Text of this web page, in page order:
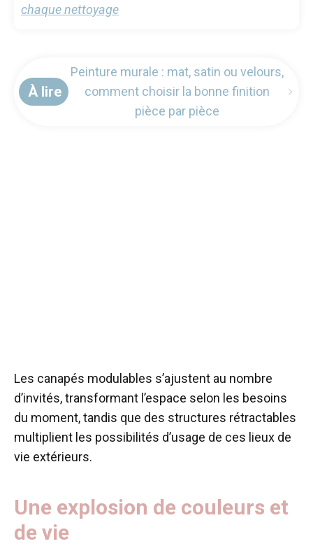
chaque nettoyage
À lire
Peinture murale : mat, satin ou velours,
comment choisir la bonne finition
pièce par pièce
Les canapés modulables s’ajustent au nombre
d’invités, transformant l’espace selon les besoins
du moment, tandis que des structures rétractables
multiplient les possibilités d’usage de ces lieux de
vie extérieurs.
Une explosion de couleurs et
de vie